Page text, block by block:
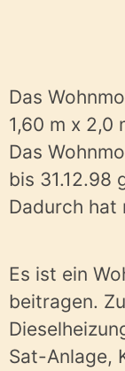
Das
1,60 m x 2,0
Das
bis 31.12.98
Dadurch hat
Es ist ein
beitragen.
Sat-Anlage,